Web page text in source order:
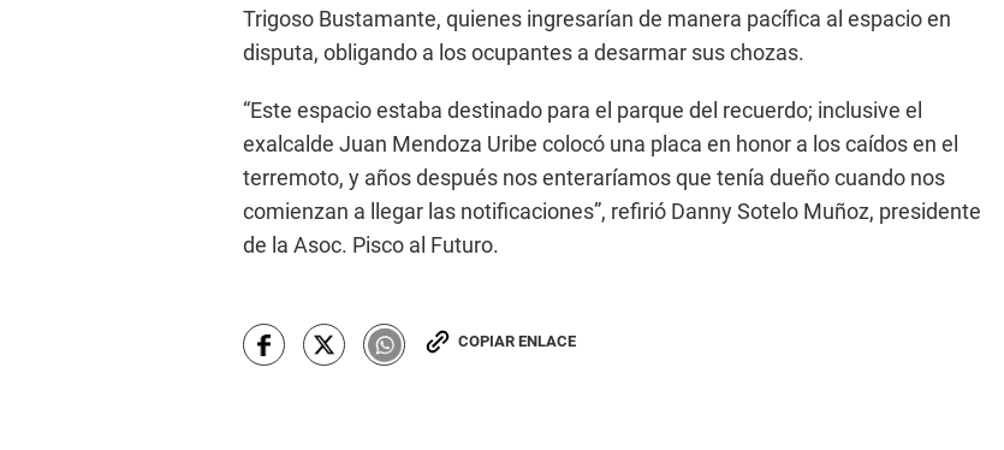
Trigoso Bustamante, quienes ingresarían de manera pacífica al espacio en
disputa, obligando a los ocupantes a desarmar sus chozas.
“Este espacio estaba destinado para el parque del recuerdo; inclusive el
exalcalde Juan Mendoza Uribe colocó una placa en honor a los caídos en el
terremoto, y años después nos enteraríamos que tenía dueño cuando nos
comienzan a llegar las notificaciones”, refirió Danny Sotelo Muñoz, presidente
de la Asoc. Pisco al Futuro.
COPIAR ENLACE